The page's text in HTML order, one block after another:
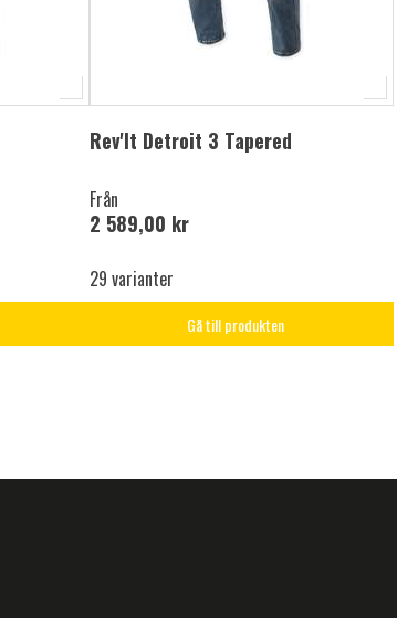
Rev'It Detroit 3 Tapered
Från
2 589,00 kr
29 varianter
Gå till produkten